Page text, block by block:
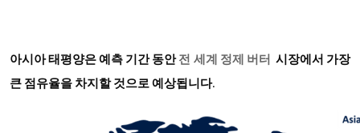
아시아 태평양은 예측 기간 동안 전 세계 정제 버터 시장에서 가장
큰 점유율을 차지할 것으로 예상됩니다.